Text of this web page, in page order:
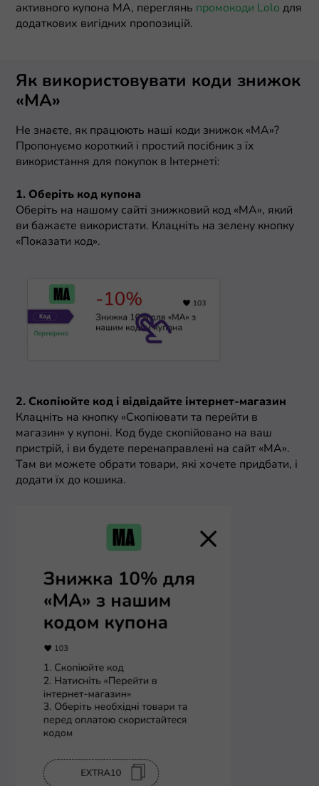
активного купона MA, переглянь промокоди Lolo для
додаткових вигідних пропозицій.
Як використовувати коди знижок
«МА»
Не знаєте, як працюють наші коди знижок «МА»?
Пропонуємо короткий і простий посібник з їх
використання для покупок в Інтернеті:
1. Оберіть код купона
Оберіть на нашому сайті знижковий код «МА», який
ви бажаєте використати. Клацніть на зелену кнопку
«Показати код».
2. Скопіюйте код і відвідайте інтернет-магазин
Клацніть на кнопку «Скопіювати та перейти в
магазин» у купоні. Код буде скопійовано на ваш
пристрій, і ви будете перенаправлені на сайт «МА».
Там ви можете обрати товари, які хочете придбати, і
додати їх до кошика.